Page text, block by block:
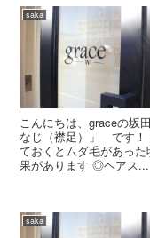
saka
こんにちは、graceの坂
なじ（襟足）」 です！
ておくとムダ毛があっ
果があります ◎ヘアス...
saka